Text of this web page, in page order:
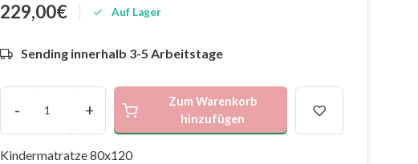
229,00€ Auf Lager
Sending innerhalb 3-5 Arbeitstage
- +
Zum Warenkorb
hinzufügen
Kindermatratze 80x120